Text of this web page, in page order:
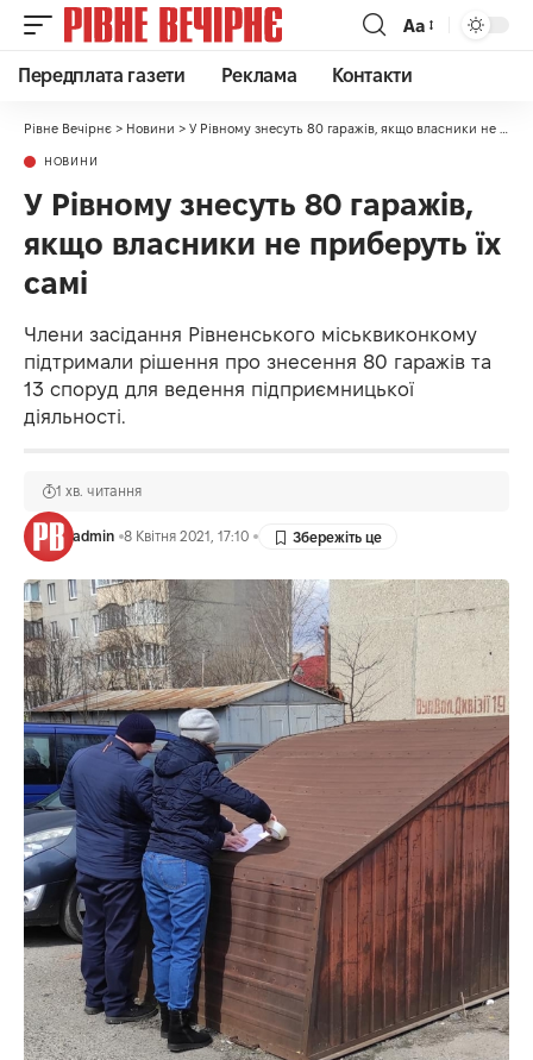
Аа
Передплата газети Реклама Контакти
Рівне Вечірнє > Новини > У Рівному знесуть 80 гаражів, якщо власники не приберуть їх самі
НОВИНИ
У Рівному знесуть 80 гаражів,
якщо власники не приберуть їх
самі
Члени засідання Рівненського міськвиконкому
підтримали рішення про знесення 80 гаражів та
13 споруд для ведення підприємницької
діяльності.
admin 8 Квітня 2021, 17:10
1 хв. читання